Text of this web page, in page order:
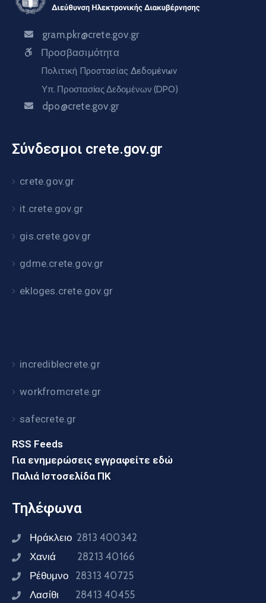
gram.pkr@crete.gov.gr
Προσβασιμότητα
Πολιτική Προστασίας Δεδομένων
Υπ. Προστασίας Δεδομένων (DPO)
dpo@crete.gov.gr
Σύνδεσμοι crete.gov.gr
crete.gov.gr
it.crete.gov.gr
gis.crete.gov.gr
gdme.crete.gov.gr
ekloges.crete.gov.gr
incrediblecrete.gr
workfromcrete.gr
safecrete.gr
RSS Feeds
Για ενημερώσεις εγγραφείτε εδώ
Παλιά Ιστοσελίδα ΠΚ
Τηλέφωνα
Ηράκλειο 2813 400342
Χανιά 28213 40166
Ρέθυμνο 28313 40725
Λασίθι 28413 40455